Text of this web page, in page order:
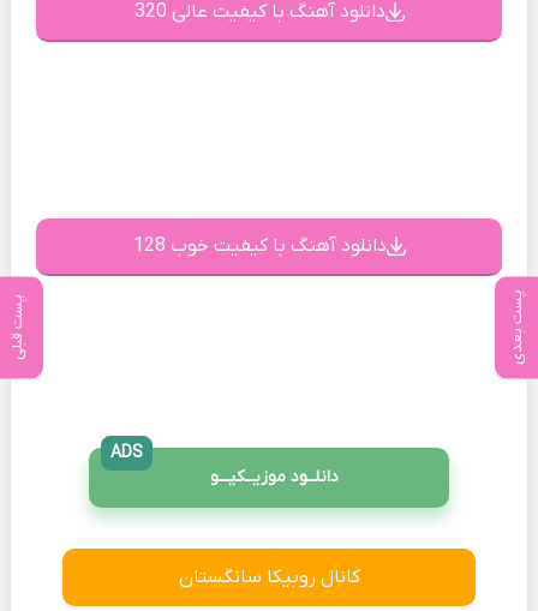
پست بعدی پست قبلی
دانلود آهنگ با کیفیت عالی 320
دانلود آهنگ با کیفیت خوب 128
دانلــود موزیــکیـــو
ADS
کانال روبیکا سانگستان